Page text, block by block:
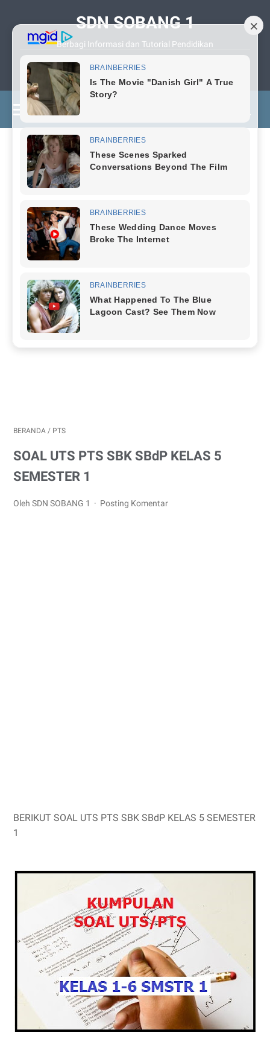
SDN SOBANG 1
Berbagi Informasi dan Tutorial Pendidikan
BERANDA / PTS
SOAL UTS PTS SBK SBdP KELAS 5
SEMESTER 1
Oleh SDN SOBANG 1 Posting Komentar
BERIKUT SOAL UTS PTS SBK SBdP KELAS 5 SEMESTER
1